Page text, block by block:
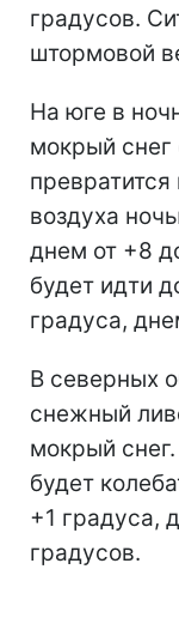
градусов.
штормовой
На юге в
мокрый
воздуха
днем от +8
будет идти
градуса,
В северных
снежный
мокрый
будет
+1 градуса,
градусов.